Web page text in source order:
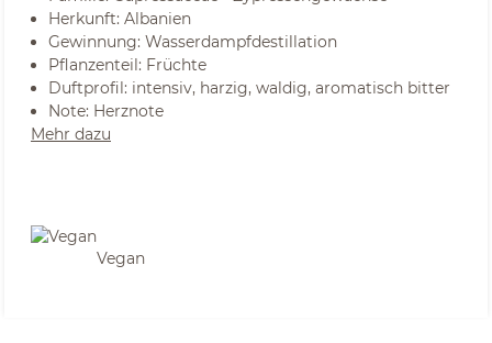
Herkunft: Albanien
Gewinnung: Wasserdampfdestillation
Pflanzenteil: Früchte
Duftprofil: intensiv, harzig, waldig, aromatisch bitter
Note: Herznote
Mehr dazu
Vegan